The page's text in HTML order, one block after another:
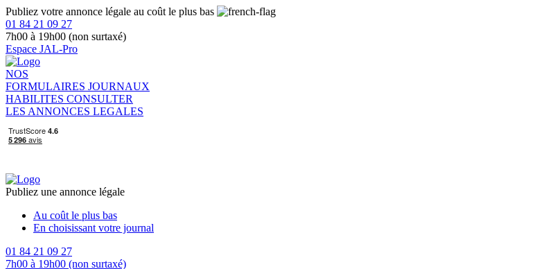
Publiez votre annonce légale au coût le plus bas
01 84 21 09 27
7h00 à 19h00 (non surtaxé)
Espace JAL-Pro
NOS
FORMULAIRES JOURNAUX
HABILITES CONSULTER
LES ANNONCES LEGALES
Publiez une annonce légale
Au coût le plus bas
En choisissant votre journal
01 84 21 09 27
7h00 à 19h00 (non surtaxé)